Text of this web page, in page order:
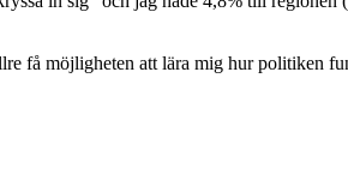
få möjligheten att lära mig hur politiken